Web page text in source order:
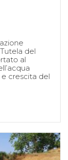
del
al
crescita del